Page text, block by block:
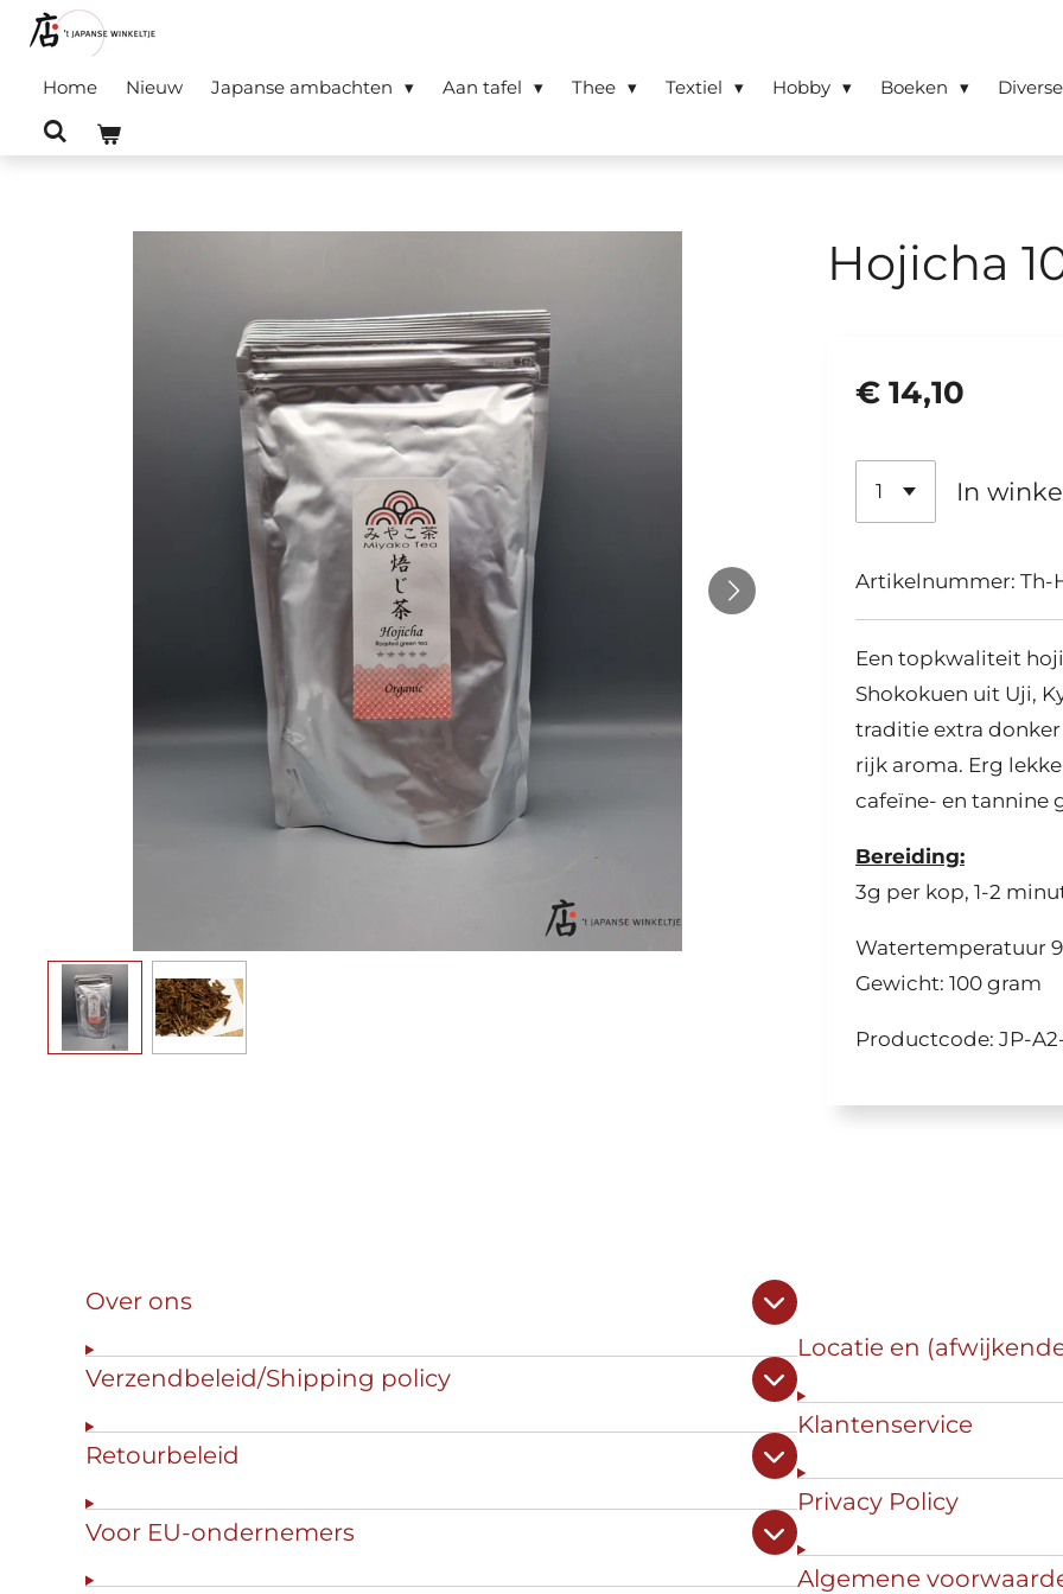
Ga
naar
Home Nieuw Japanse ambachten Aan tafel Thee Textiel Hobby Boeken
Hojicha
€ 14,10
In
Artikelnummer: Th-
Een topkwaliteit
Shokokuen uit Uji,
traditie extra
rijk aroma. Erg
cafeïne- en tannine
Bereiding:
3g per kop, 1-2
Watertemperatuur
Gewicht: 100 gram
Productcode: JP-
Over ons
Verzendbeleid/Shipping policy
Retourbeleid
Voor EU-ondernemers
Locatie en
Klantenservice
Privacy Policy
Algemene